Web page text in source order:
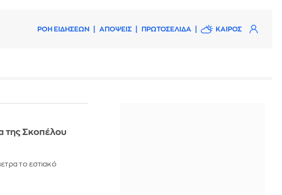
ΡΟΗ ΕΙΔΗΣΕΩΝ ΑΠΟΨΕΙΣ ΠΡΩΤΟΣΕΛΙΔΑ ΚΑΙΡΟΣ
της Σκοπέλου
το εστιακό